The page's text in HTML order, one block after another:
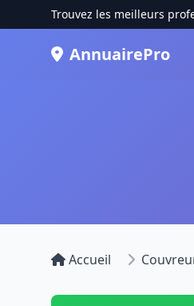
Trouvez les meilleurs
AnnuairePro
Accueil